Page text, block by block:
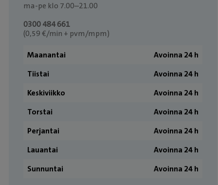
ma-pe klo 7.00–21.00
0300 484 661
(0,59 €/min + pvm/mpm)
Maanantai
Avoinna 24 h
Tiistai
Avoinna 24 h
Keskiviikko
Avoinna 24 h
Torstai
Avoinna 24 h
Perjantai
Avoinna 24 h
Lauantai
Avoinna 24 h
Sunnuntai
Avoinna 24 h